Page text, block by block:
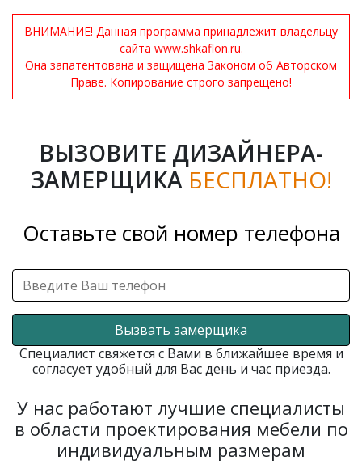
ВНИМАНИЕ! Данная программа принадлежит владельцу
сайта www.shkaflon.ru.
Она запатентована и защищена Законом об Авторском
Праве. Копирование строго запрещено!
ВЫЗОВИТЕ ДИЗАЙНЕРА-
ЗАМЕРЩИКА БЕСПЛАТНО!
Оставьте свой номер телефона
Вызвать замерщика
Специалист свяжется с Вами в ближайшее время и
согласует удобный для Вас день и час приезда.
У нас работают лучшие специалисты
в области проектирования мебели по
индивидуальным размерам